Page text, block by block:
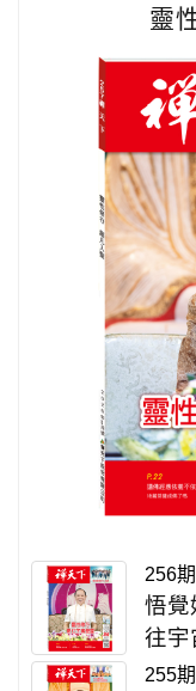
靈
256
悟
往宇
255